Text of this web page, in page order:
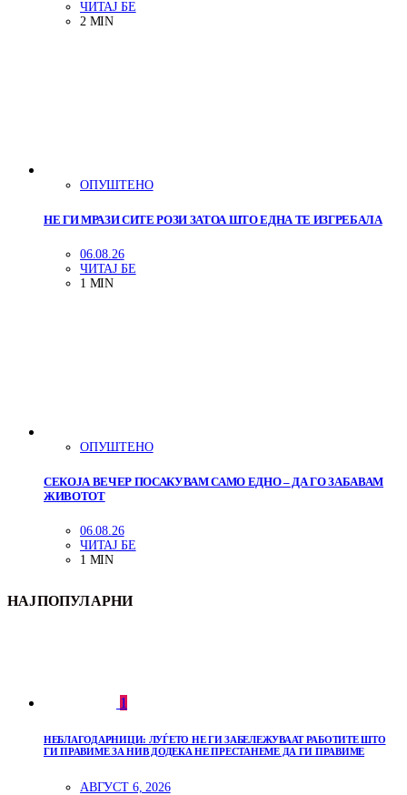
ЧИТАЈ БЕ
2 MIN
ОПУШТЕНО
НЕ ГИ МРАЗИ СИТЕ РОЗИ ЗАТОА ШТО ЕДНА ТЕ ИЗГРЕБАЛА
06.08.26
ЧИТАЈ БЕ
1 MIN
ОПУШТЕНО
СЕКОЈА ВЕЧЕР ПОСАКУВАМ САМО ЕДНО – ДА ГО ЗАБАВАМ
ЖИВОТОТ
06.08.26
ЧИТАЈ БЕ
1 MIN
НАЈПОПУЛАРНИ
1
НЕБЛАГОДАРНИЦИ: ЛУЃЕТО НЕ ГИ ЗАБЕЛЕЖУВААТ РАБОТИТЕ ШТО
ГИ ПРАВИМЕ ЗА НИВ ДОДЕКА НЕ ПРЕСТАНЕМЕ ДА ГИ ПРАВИМЕ
АВГУСТ 6, 2026